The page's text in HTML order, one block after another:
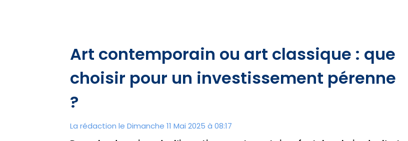
Art contemporain ou art classique : que
choisir pour un investissement pérenne
?
La rédaction le Dimanche 11 Mai 2025 à 08:17